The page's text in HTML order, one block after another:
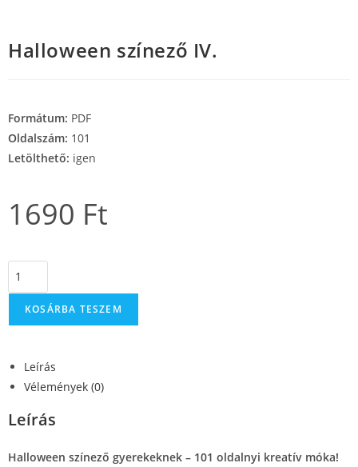
Halloween színező IV.
Formátum: PDF
Oldalszám: 101
Letölthető: igen
1690 Ft
KOSÁRBA TESZEM
Leírás
Vélemények (0)
Leírás
Halloween színező gyerekeknek – 101 oldalnyi kreatív móka!